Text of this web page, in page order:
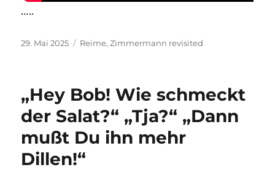
…..
Veröffentlicht
29. Mai 2025 Kategorien
Reime,Zimmermann revisited
„Hey Bob! Wie schmeckt
der Salat?“ „Tja?“ „Dann
mußt Du ihn mehr
Dillen!“